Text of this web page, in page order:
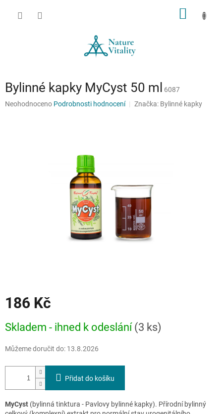
Bylinné kapky MyCyst 50 ml
6087
Průměrné
Neohodnoceno Podrobnosti hodnocení Značka: Bylinné kapky
186 Kč
cena:
Skladem - ihned k odeslání (3 ks)
Můžeme doručit do: 13.8.2026
Přidat do košíku
MyCyst (bylinná tinktura - Pavlovy bylinné kapky). Přírodní bylinný